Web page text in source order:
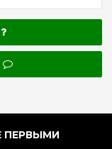
ПЕРВЫМИ